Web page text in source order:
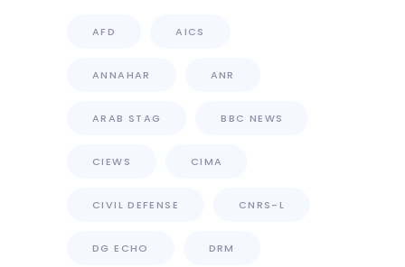
AFD AICS
ANNAHAR ANR
ARAB STAG BBC NEWS
CIEWS CIMA
CIVIL DEFENSE CNRS-L
DG ECHO DRM